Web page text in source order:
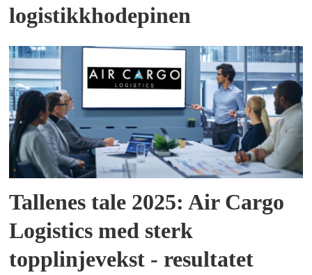
logistikkhodepinen
Tallenes tale 2025: Air Cargo
Logistics med sterk
topplinjevekst - resultatet